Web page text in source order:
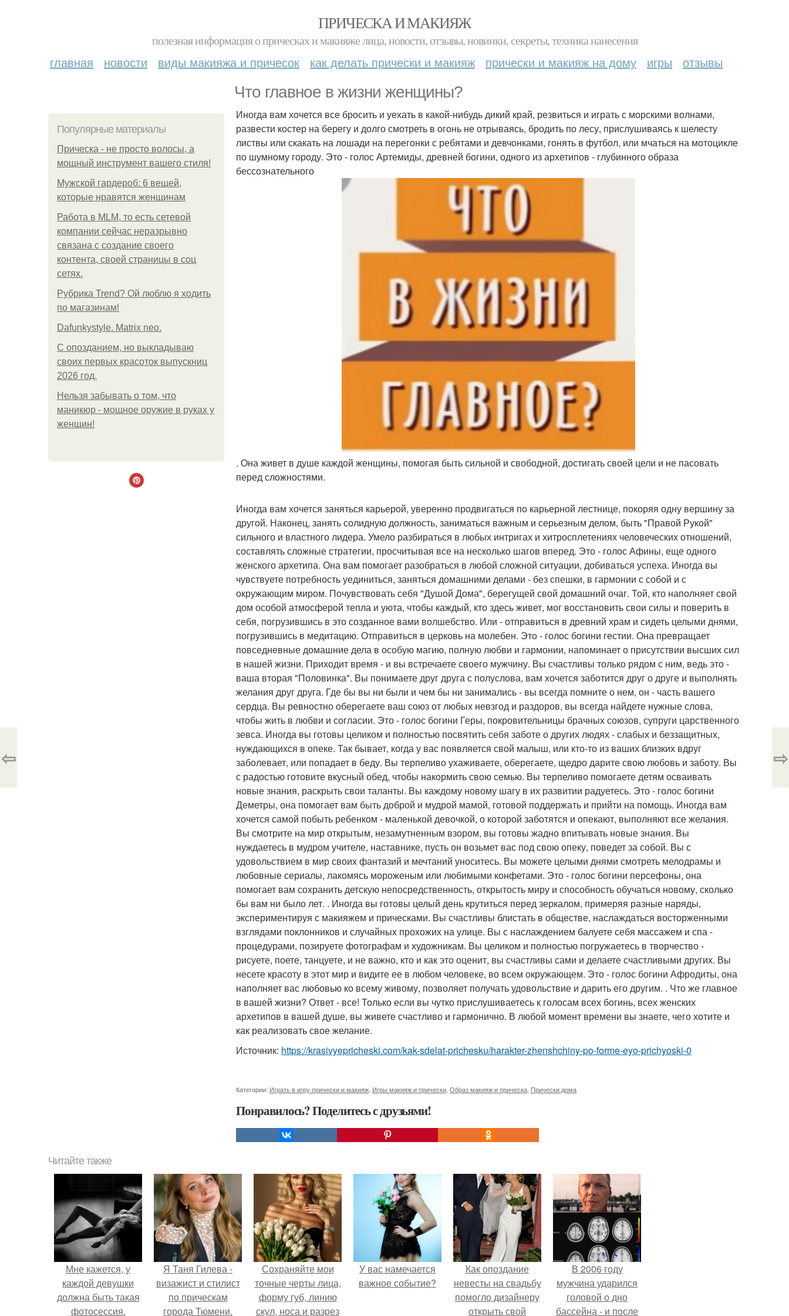
ПРИЧЕСКА И МАКИЯЖ
полезная информация о прическах и макияже лица, новости, отзывы, новинки, секреты, техника нанесения
главная новости виды макияжа и причесок как делать прически и макияж прически и макияж на дому игры отзывы
Что главное в жизни женщины?
Популярные материалы
Прическа - не просто волосы, а
мощный инструмент вашего стиля!
Мужской гардероб: 6 вещей,
которые нравятся женщинам
Работа в MLM, то есть сетевой
компании сейчас неразрывно
связана с создание своего
контента, своей страницы в соц
сетях.
Рубрика Trend? Ой люблю я ходить
по магазинам!
Dafunkystyle. Matrix neo.
С опозданием, но выкладываю
своих первых красоток выпускниц
2026 год.
Нельзя забывать о том, что
маникюр - мощное оружие в руках у
женщин!
Иногда вам хочется все бросить и уехать в какой-нибудь дикий край, резвиться и играть с морскими волнами,
развести костер на берегу и долго смотреть в огонь не отрываясь, бродить по лесу, прислушиваясь к шелесту
листвы или скакать на лошади на перегонки с ребятами и девчонками, гонять в футбол, или мчаться на мотоцикле
по шумному городу. Это - голос Артемиды, древней богини, одного из архетипов - глубинного образа
бессознательного
. Она живет в душе каждой женщины, помогая быть сильной и свободной, достигать своей цели и не пасовать
перед сложностями.
Иногда вам хочется заняться карьерой, уверенно продвигаться по карьерной лестнице, покоряя одну вершину за
другой. Наконец, занять солидную должность, заниматься важным и серьезным делом, быть "Правой Рукой"
сильного и властного лидера. Умело разбираться в любых интригах и хитросплетениях человеческих отношений,
составлять сложные стратегии, просчитывая все на несколько шагов вперед. Это - голос Афины, еще одного
женского архетипа. Она вам помогает разобраться в любой сложной ситуации, добиваться успеха. Иногда вы
чувствуете потребность уединиться, заняться домашними делами - без спешки, в гармонии с собой и с
окружающим миром. Почувствовать себя "Душой Дома", берегущей свой домашний очаг. Той, кто наполняет свой
дом особой атмосферой тепла и уюта, чтобы каждый, кто здесь живет, мог восстановить свои силы и поверить в
себя, погрузившись в это созданное вами волшебство. Или - отправиться в древний храм и сидеть целыми днями,
погрузившись в медитацию. Отправиться в церковь на молебен. Это - голос богини гестии. Она превращает
повседневные домашние дела в особую магию, полную любви и гармонии, напоминает о присутствии высших сил
в нашей жизни. Приходит время - и вы встречаете своего мужчину. Вы счастливы только рядом с ним, ведь это -
ваша вторая "Половинка". Вы понимаете друг друга с полуслова, вам хочется заботится друг о друге и выполнять
желания друг друга. Где бы вы ни были и чем бы ни занимались - вы всегда помните о нем, он - часть вашего
сердца. Вы ревностно оберегаете ваш союз от любых невзгод и раздоров, вы всегда найдете нужные слова,
чтобы жить в любви и согласии. Это - голос богини Геры, покровительницы брачных союзов, супруги царственного
зевса. Иногда вы готовы целиком и полностью посвятить себя заботе о других людях - слабых и беззащитных,
нуждающихся в опеке. Так бывает, когда у вас появляется свой малыш, или кто-то из ваших близких вдруг
заболевает, или попадает в беду. Вы терпеливо ухаживаете, оберегаете, щедро дарите свою любовь и заботу. Вы
с радостью готовите вкусный обед, чтобы накормить свою семью. Вы терпеливо помогаете детям осваивать
новые знания, раскрыть свои таланты. Вы каждому новому шагу в их развитии радуетесь. Это - голос богини
Деметры, она помогает вам быть доброй и мудрой мамой, готовой поддержать и прийти на помощь. Иногда вам
хочется самой побыть ребенком - маленькой девочкой, о которой заботятся и опекают, выполняют все желания.
Вы смотрите на мир открытым, незамутненным взором, вы готовы жадно впитывать новые знания. Вы
нуждаетесь в мудром учителе, наставнике, пусть он возьмет вас под свою опеку, поведет за собой. Вы с
удовольствием в мир своих фантазий и мечтаний уноситесь. Вы можете целыми днями смотреть мелодрамы и
любовные сериалы, лакомясь мороженым или любимыми конфетами. Это - голос богини персефоны, она
помогает вам сохранить детскую непосредственность, открытость миру и способность обучаться новому, сколько
бы вам ни было лет. . Иногда вы готовы целый день крутиться перед зеркалом, примеряя разные наряды,
экспериментируя с макияжем и прическами. Вы счастливы блистать в обществе, наслаждаться восторженными
взглядами поклонников и случайных прохожих на улице. Вы с наслаждением балуете себя массажем и спа -
процедурами, позируете фотографам и художникам. Вы целиком и полностью погружаетесь в творчество -
рисуете, поете, танцуете, и не важно, кто и как это оценит, вы счастливы сами и делаете счастливыми других. Вы
несете красоту в этот мир и видите ее в любом человеке, во всем окружающем. Это - голос богини Афродиты, она
наполняет вас любовью ко всему живому, позволяет получать удовольствие и дарить его другим. . Что же главное
в вашей жизни? Ответ - все! Только если вы чутко прислушиваетесь к голосам всех богинь, всех женских
архетипов в вашей душе, вы живете счастливо и гармонично. В любой момент времени вы знаете, чего хотите и
как реализовать свое желание.
Источник: https://krasivyepricheski.com/kak-sdelat-prichesku/harakter-zhenshchiny-po-forme-eyo-prichyoski-0
Категории: Играть в игру прически и макияж Игры макияж и прически Образ макияж и прическа Прически дома
Понравилось? Поделитесь с друзьями!
⇦ ⇨
Читайте также
Мне кажется, у
каждой девушки
должна быть такая
фотосессия.
Я Таня Гилева -
визажист и стилист
по прическам
города Тюмени.
Сохраняйте мои
точные черты лица,
форму губ, линию
скул, носа и разрез
У вас намечается
важное событие?
Как опоздание
невесты на свадьбу
помогло дизайнеру
открыть свой
В 2006 году
мужчина ударился
головой о дно
бассейна - и после